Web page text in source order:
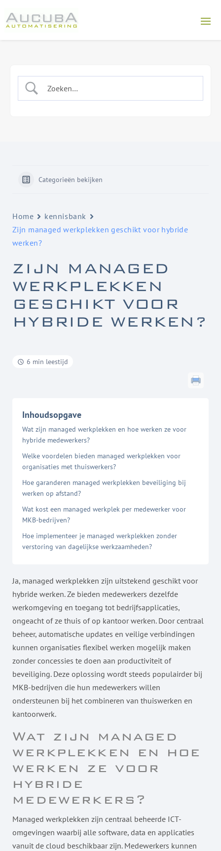
Categorieën bekijken
Home
kennisbank
Zijn managed werkplekken geschikt voor hybride
werken?
ZIJN MANAGED
WERKPLEKKEN
GESCHIKT VOOR
HYBRIDE WERKEN?
6 min leestijd
Inhoudsopgave
Wat zijn managed werkplekken en hoe werken ze voor
hybride medewerkers?
Welke voordelen bieden managed werkplekken voor
organisaties met thuiswerkers?
Hoe garanderen managed werkplekken beveiliging bij
werken op afstand?
Wat kost een managed werkplek per medewerker voor
MKB-bedrijven?
Hoe implementeer je managed werkplekken zonder
verstoring van dagelijkse werkzaamheden?
Ja, managed werkplekken zijn uitstekend geschikt voor
hybride werken. Ze bieden medewerkers dezelfde
werkomgeving en toegang tot bedrijfsapplicaties,
ongeacht of ze thuis of op kantoor werken. Door centraal
beheer, automatische updates en veilige verbindingen
kunnen organisaties flexibel werken mogelijk maken
zonder concessies te doen aan productiviteit of
beveiliging. Deze oplossing wordt steeds populairder bij
MKB-bedrijven die hun medewerkers willen
ondersteunen bij het combineren van thuiswerken en
kantoorwerk.
Wat zijn managed
werkplekken en hoe
werken ze voor
hybride
medewerkers?
Managed werkplekken zijn centraal beheerde ICT-
omgevingen waarbij alle software, data en applicaties
vanuit de cloud beschikbaar zijn. Medewerkers kunnen